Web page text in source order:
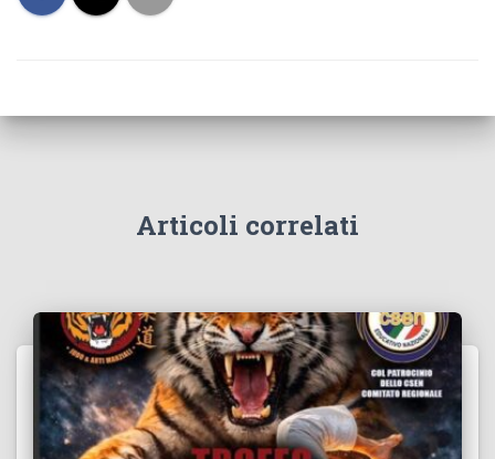
Articoli correlati